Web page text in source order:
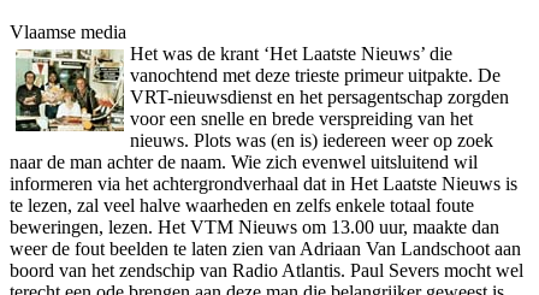
Vlaamse media
Het was de krant ‘Het Laatste Nieuws’ die
vanochtend met deze trieste primeur uitpakte. De
VRT-nieuwsdienst en het persagentschap zorgden
voor een snelle en brede verspreiding van het
nieuws. Plots was (en is) iedereen weer op zoek
naar de man achter de naam. Wie zich evenwel uitsluitend wil
informeren via het achtergrondverhaal dat in Het Laatste Nieuws is
te lezen, zal veel halve waarheden en zelfs enkele totaal foute
beweringen, lezen. Het VTM Nieuws om 13.00 uur, maakte dan
weer de fout beelden te laten zien van Adriaan Van Landschoot aan
boord van het zendschip van Radio Atlantis. Paul Severs mocht wel